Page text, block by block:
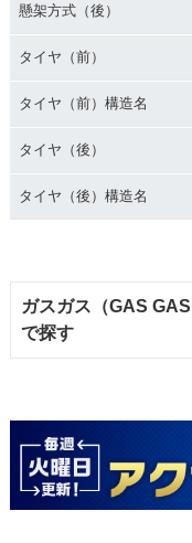
懸架方式（後）
タイヤ（前）
タイヤ（前）構造名
タイヤ（後）
タイヤ（後）構造名
ガスガス（GAS
で探す